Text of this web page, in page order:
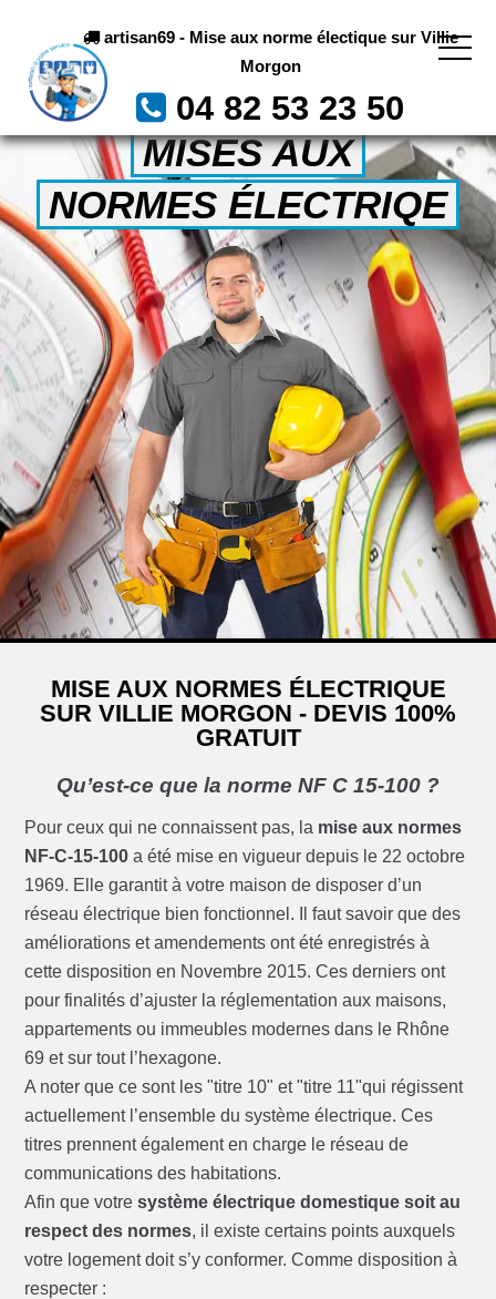
artisan69 - Mise aux norme électique sur Villie
Morgon
04 82 53 23 50
MISES AUX
NORMES ÉLECTRIQE
MISE AUX NORMES ÉLECTRIQUE
SUR VILLIE MORGON - DEVIS 100%
GRATUIT
Qu’est-ce que la norme NF C 15-100 ?
Pour ceux qui ne connaissent pas, la mise aux normes
NF-C-15-100 a été mise en vigueur depuis le 22 octobre
1969. Elle garantit à votre maison de disposer d’un
réseau électrique bien fonctionnel. Il faut savoir que des
améliorations et amendements ont été enregistrés à
cette disposition en Novembre 2015. Ces derniers ont
pour finalités d’ajuster la réglementation aux maisons,
appartements ou immeubles modernes dans le Rhône
69 et sur tout l’hexagone.
A noter que ce sont les "titre 10" et "titre 11"qui régissent
actuellement l’ensemble du système électrique. Ces
titres prennent également en charge le réseau de
communications des habitations.
Afin que votresystème électrique domestique soit au
respect des normes, il existe certains points auxquels
votre logement doit s’y conformer. Comme disposition à
respecter :